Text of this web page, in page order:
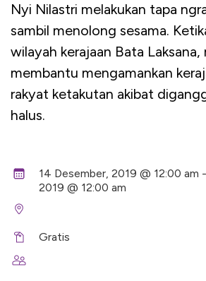
Nyi Nilastri melakukan tapa
sambil menolong sesama.
wilayah kerajaan Bata Laksana,
membantu mengamankan
rakyat ketakutan akibat
halus.
14 Desember, 2019 @ 12:00 am
2019 @ 12:00 am
Gratis